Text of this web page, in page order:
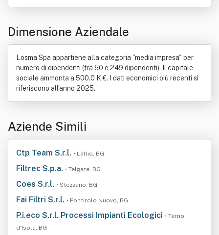
Dimensione Aziendale
Losma Spa appartiene alla categoria "media impresa" per
numero di dipendenti (tra 50 e 249 dipendenti). Il capitale
sociale ammonta a 500.0 K €. I dati economici più recenti si
riferiscono all'anno 2025.
Aziende Simili
Ctp Team S.r.l. • Lallio, BG
Filtrec S.p.a. • Telgate, BG
Coes S.r.l. • Stezzano, BG
Fai Filtri S.r.l. • Pontirolo Nuovo, BG
P.i.eco S.r.l. Processi Impianti Ecologici • Terno
d'Isola, BG